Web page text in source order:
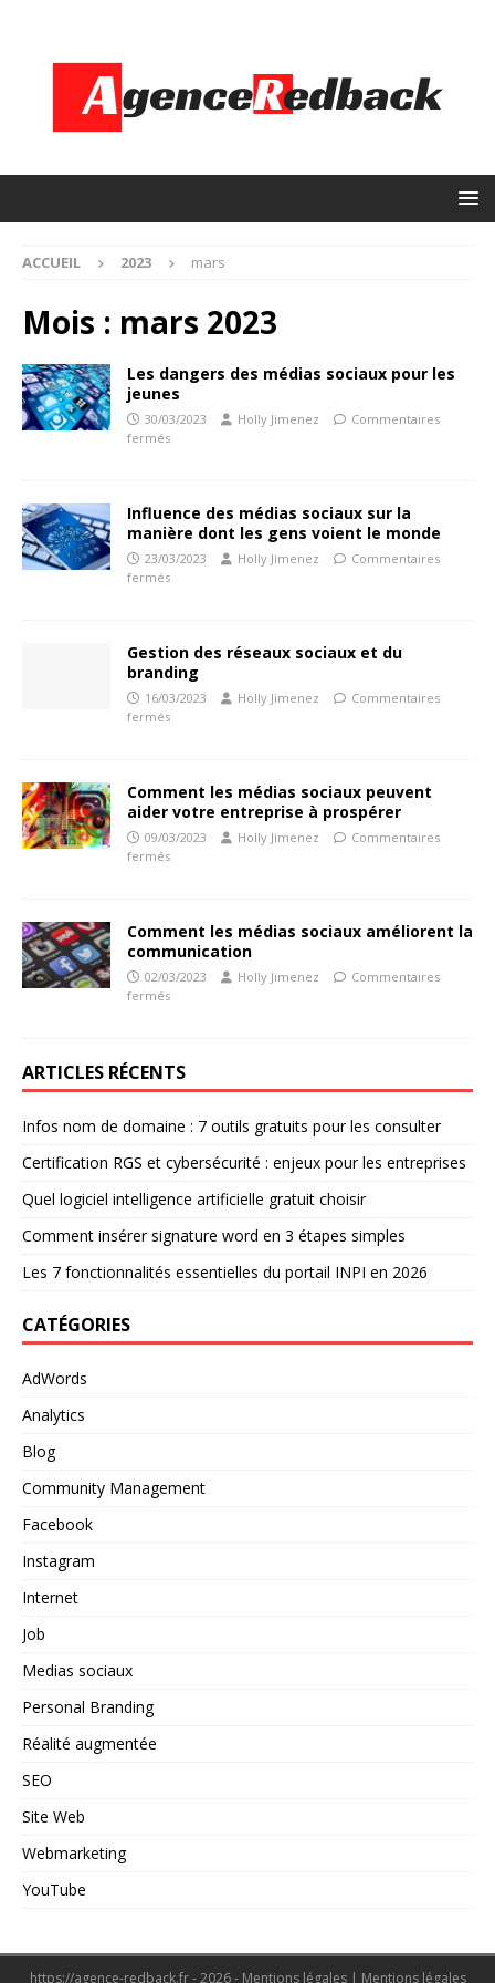
ACCUEIL 2023 mars
Mois : mars 2023
Les dangers des médias sociaux pour les
jeunes
30/03/2023 Holly Jimenez
Commentaires
fermés
Influence des médias sociaux sur la
manière dont les gens voient le monde
23/03/2023 Holly Jimenez
Commentaires
fermés
Gestion des réseaux sociaux et du
branding
16/03/2023 Holly Jimenez
Commentaires
fermés
Comment les médias sociaux peuvent
aider votre entreprise à prospérer
09/03/2023 Holly Jimenez
Commentaires
fermés
Comment les médias sociaux améliorent la
communication
02/03/2023 Holly Jimenez
Commentaires
fermés
ARTICLES RÉCENTS
Infos nom de domaine : 7 outils gratuits pour les consulter
Certification RGS et cybersécurité : enjeux pour les entreprises
Quel logiciel intelligence artificielle gratuit choisir
Comment insérer signature word en 3 étapes simples
Les 7 fonctionnalités essentielles du portail INPI en 2026
CATÉGORIES
AdWords
Analytics
Blog
Community Management
Facebook
Instagram
Internet
Job
Medias sociaux
Personal Branding
Réalité augmentée
SEO
Site Web
Webmarketing
YouTube
https://agence-redback.fr - 2026 - Mentions légales | Mentions légales